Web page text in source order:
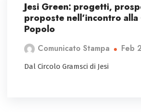
Jesi Green: progetti,
proposte nell’incontro alla
Popolo
Comunicato Stampa Feb
Dal Circolo Gramsci di Jesi